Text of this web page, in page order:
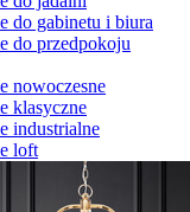
do gabinetu i biura
do przedpokoju
nowoczesne
klasyczne
industrialne
loft